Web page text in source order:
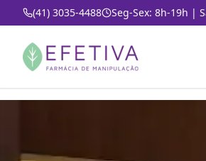
(41) 3035-4488 Seg-Sex: 8h-19h |